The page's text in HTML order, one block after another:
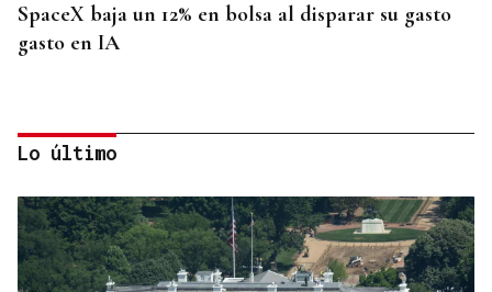
SpaceX baja un 12% en bolsa al disparar su gasto
gasto en IA
Lo último